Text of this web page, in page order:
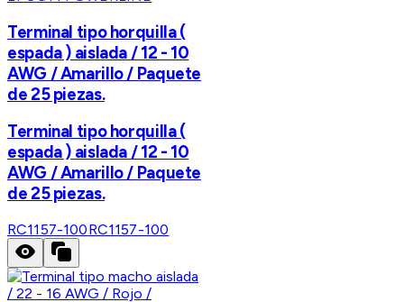
Terminal tipo horquilla (
espada ) aislada / 12 - 10
AWG / Amarillo / Paquete
de 25 piezas.
Terminal tipo horquilla (
espada ) aislada / 12 - 10
AWG / Amarillo / Paquete
de 25 piezas.
RC1157-100RC1157-100